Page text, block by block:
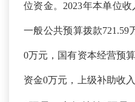
位资金。 2023年本单位收
一般公共预算拨款721.59
0万元，国有资本经营预
资金0万元，上级补助收